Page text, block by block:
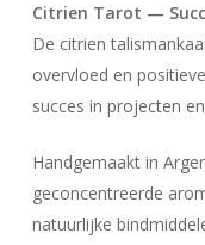
Citrien Tarot —
De citrien
overvloed en
succes in projecten
Handgemaakt in
geconcentreerde
natuurlijke